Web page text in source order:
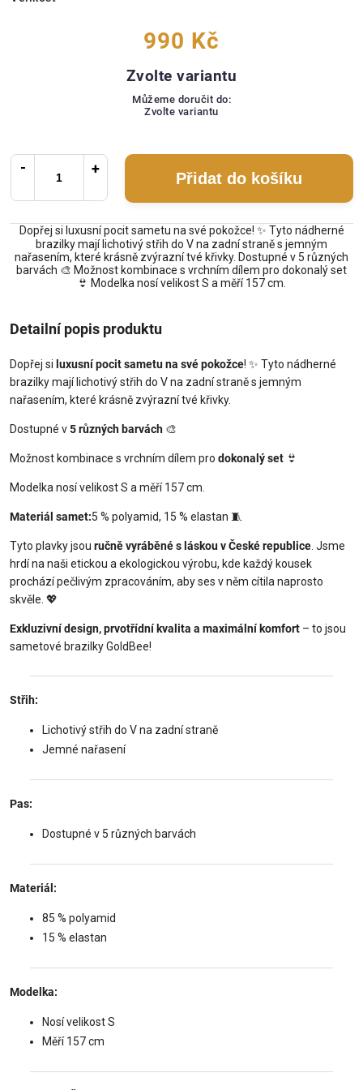
990 Kč
Zvolte variantu
Můžeme doručit do:
Zvolte variantu
Přidat do košíku
Dopřej si luxusní pocit sametu na své pokožce! ✨ Tyto nádherné
brazilky mají lichotivý střih do V na zadní straně s jemným
nařasením, které krásně zvýrazní tvé křivky. Dostupné v 5 různých
barvách 🎨 Možnost kombinace s vrchním dílem pro dokonalý set
👙 Modelka nosí velikost S a měří 157 cm.
Detailní popis produktu
Dopřej si luxusní pocit sametu na své pokožce! ✨ Tyto nádherné
brazilky mají lichotivý střih do V na zadní straně s jemným
nařasením, které krásně zvýrazní tvé křivky.
Dostupné v5 různých barvách 🎨
Možnost kombinace s vrchním dílem pro dokonalý set 👙
Modelka nosí velikost S a měří 157 cm.
Materiál samet:5 % polyamid, 15 % elastan 🧵
Tyto plavky jsou ručně vyráběné s láskou v České republice . Jsme
hrdí na naši etickou a ekologickou výrobu, kde každý kousek
prochází pečlivým zpracováním, aby ses v něm cítila naprosto
skvěle. 💖
Exkluzivní design, prvotřídní kvalita a maximální komfort – to jsou
sametové brazilky GoldBee!
Střih:
Lichotivý střih do V na zadní straně
Jemné nařasení
Pas:
Dostupné v 5 různých barvách
Materiál:
85 % polyamid
15 % elastan
Modelka:
Nosí velikost S
Měří 157 cm